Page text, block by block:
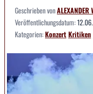
Geschrieben vonALEXANDER
Veröffentlichungsdatum:
Kategorien:KonzertKritiken